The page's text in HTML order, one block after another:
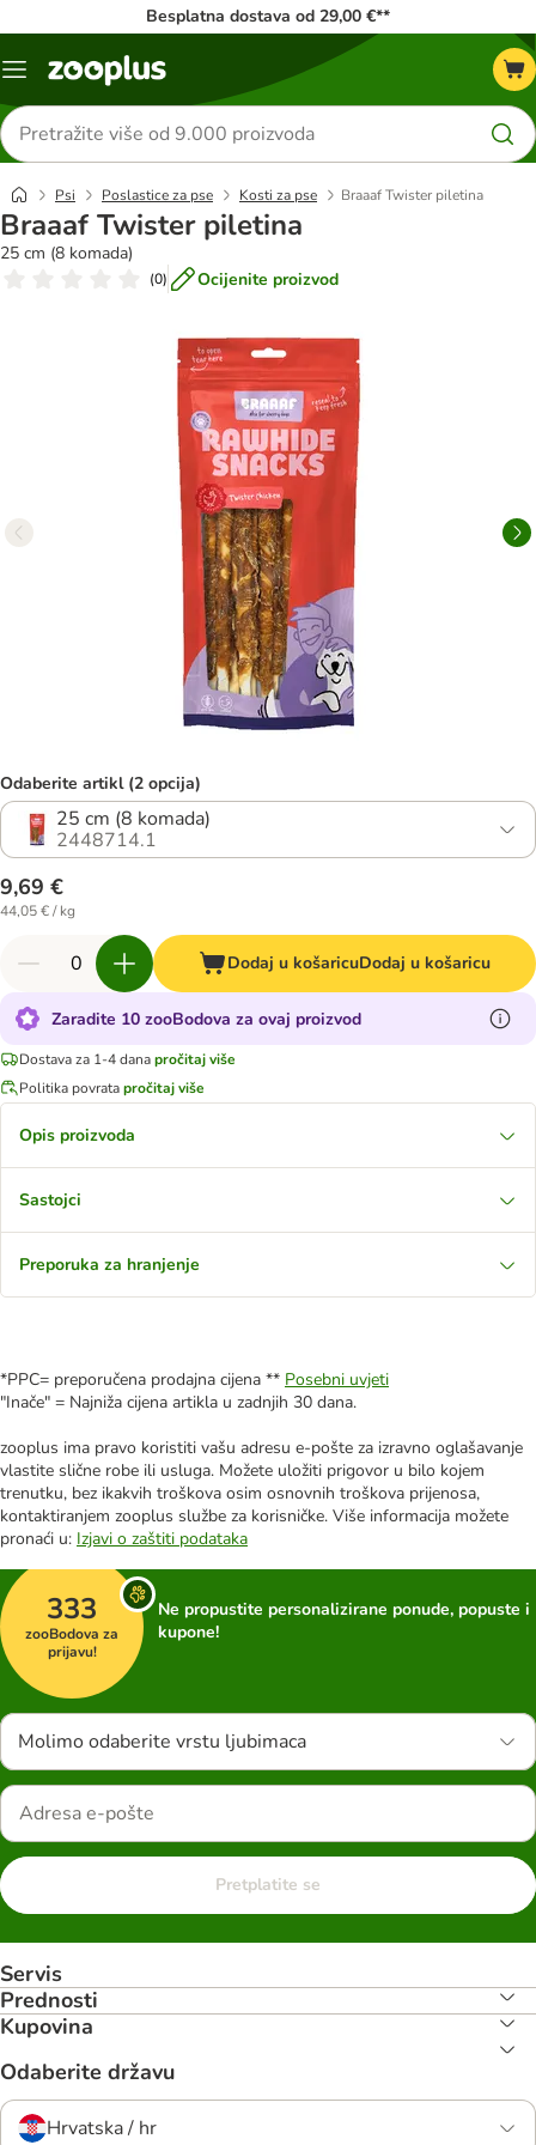
Besplatna dostava od 29,00 €**
Izbornik
Traži
proizvode
Psi Poslastice za pse Kosti za pse Braaaf Twister piletina
Braaaf Twister piletina
25 cm (8 komada)
(0) Ocijenite proizvod
Odaberite artikl (2 opcija)
25 cm (8 komada)
2448714.1
9,69 €
44,05 € / kg
Dodaj u košaricuDodaj u košaricu
Zaradite 10 zooBodova za ovaj proizvod
Dostava za 1-4 danapročitaj više
Politika povratapročitaj više
Opis proizvoda
Sastojci
Preporuka za hranjenje
*PPC= preporučena prodajna cijena ** Posebni uvjeti
"Inače" = Najniža cijena artikla u zadnjih 30 dana.
zooplus ima pravo koristiti vašu adresu e-pošte za izravno oglašavanje
vlastite slične robe ili usluga. Možete uložiti prigovor u bilo kojem
trenutku, bez ikakvih troškova osim osnovnih troškova prijenosa,
kontaktiranjem zooplus službe za korisničke. Više informacija možete
pronaći u: Izjavi o zaštiti podataka
333
zooBodova za
prijavu!
Ne propustite personalizirane ponude, popuste i
kupone!
Molimo odaberite vrstu ljubimaca
Pretplatite se
Servis
Prednosti
Kupovina
Odaberite državu
Hrvatska / hr